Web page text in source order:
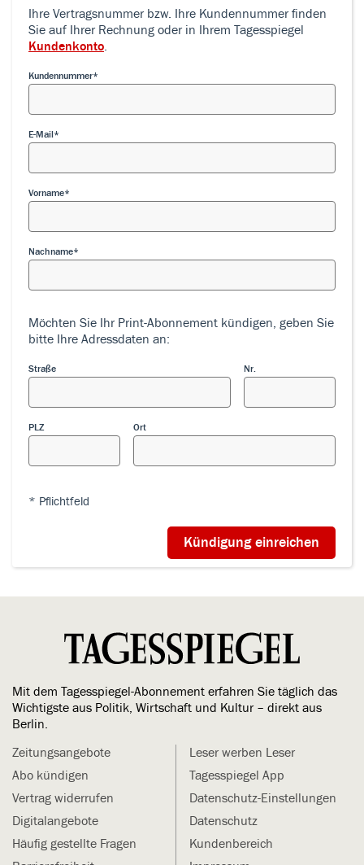
Ihre Vertragsnummer bzw. Ihre Kundennummer finden
Sie auf Ihrer Rechnung oder in Ihrem Tagesspiegel
Kundenkonto.
Kundennummer
E-Mail
Vorname
Nachname
Möchten Sie Ihr Print-Abonnement kündigen, geben Sie
bitte Ihre Adressdaten an:
Straße Nr.
PLZ Ort
* Pflichtfeld
Mit dem Tagesspiegel-Abonnement erfahren Sie täglich das
Wichtigste aus Politik, Wirtschaft und Kultur – direkt aus
Berlin.
Zeitungsangebote
Abo kündigen
Vertrag widerrufen
Digitalangebote
Häufig gestellte Fragen
Leser werben Leser
Tagesspiegel App
Datenschutz-Einstellungen
Datenschutz
Kundenbereich